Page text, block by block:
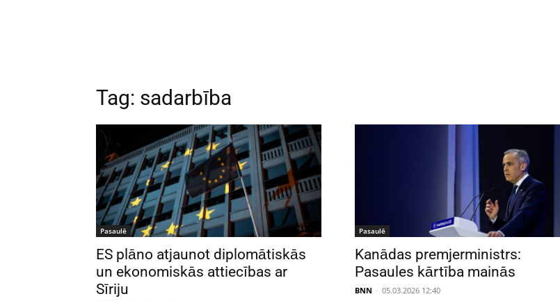
Tag: sadarbība
Pasaulē
ES plāno atjaunot diplomātiskās
un ekonomiskās attiecības ar
Sīriju
Pasaulē
Kanādas premjerministrs:
Pasaules kārtība mainās
BNN - 05.03.2026 12:40